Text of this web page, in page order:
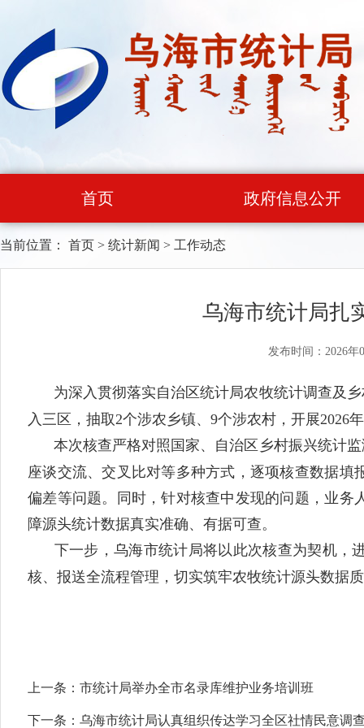
首页 政府信息公开
当前位置： 首页 > 统计新闻 > 工作动态
乌海市统计局扎
发布时间：2026年
为深入贯彻落实自治区统计局农牧统计调查及
入三区，抽取2个涉农乡镇、9个涉农村，开展2026
本次核查严格对照国家、自治区乡村振兴统计
座谈交流、交叉比对等多种方式，逐项核查数据
偏差等问题。同时，针对核查中发现的问题，业
障源头统计数据真实准确、有据可查。
下一步，乌海市统计局将以此次核查为契机，
核、报送全流程管理，切实筑牢农牧统计源头数据
上一条： 市统计局举办全市名录库维护业务培训班
下一条： 乌海市统计局认真组织传达学习全区社情民意调